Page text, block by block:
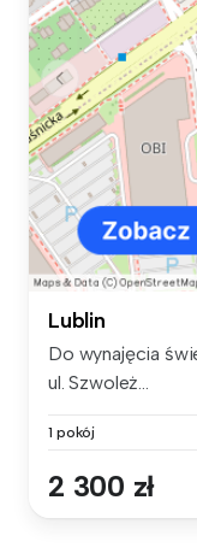
Lublin
Do wynajęcia
ul. Szwoleż...
1 pokój
2 300 zł